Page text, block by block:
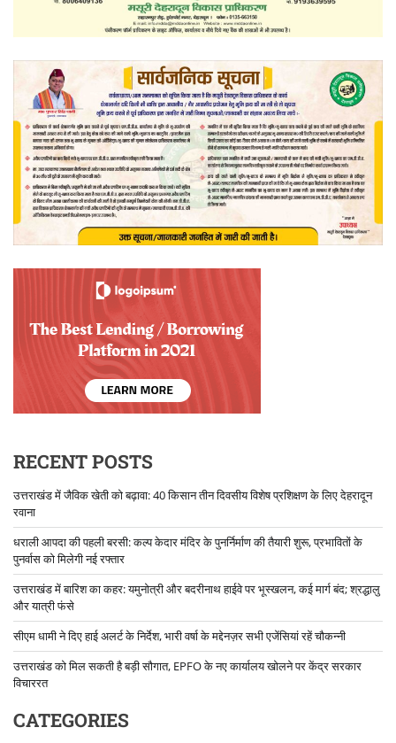
RECENT POSTS
उत्तराखंड में जैविक खेती को बढ़ावा: 40 किसान तीन दिवसीय विशेष प्रशिक्षण के लिए देहरादून
रवाना
धराली आपदा की पहली बरसी: कल्प केदार मंदिर के पुनर्निर्माण की तैयारी शुरू, प्रभावितों के
पुनर्वास को मिलेगी नई रफ्तार
उत्तराखंड में बारिश का कहर: यमुनोत्री और बदरीनाथ हाईवे पर भूस्खलन, कई मार्ग बंद; श्रद्धालु
और यात्री फंसे
सीएम धामी ने दिए हाई अलर्ट के निर्देश, भारी वर्षा के मद्देनज़र सभी एजेंसियां रहें चौकन्नी
उत्तराखंड को मिल सकती है बड़ी सौगात, EPFO के नए कार्यालय खोलने पर केंद्र सरकार
विचाररत
CATEGORIES